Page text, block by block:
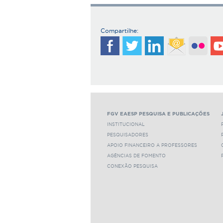
Compartilhe:
FGV EAESP PESQUISA E PUBLICAÇÕES
INSTITUCIONAL
PESQUISADORES
APOIO FINANCEIRO A PROFESSORES
AGÊNCIAS DE FOMENTO
CONEXÃO PESQUISA